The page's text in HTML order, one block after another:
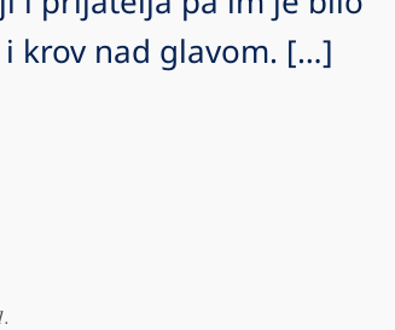
krov nad glavom. […]